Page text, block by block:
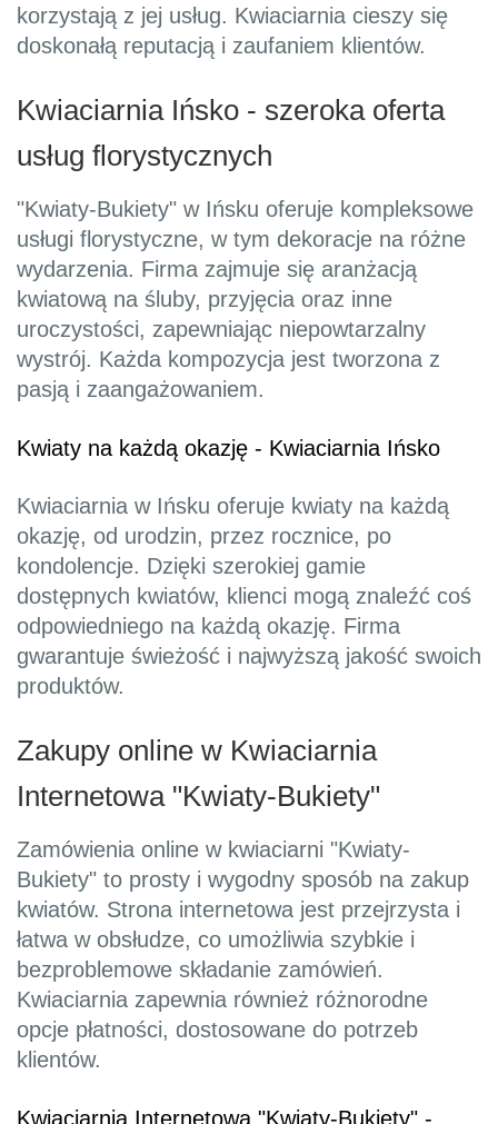
korzystają z jej usług. Kwiaciarnia cieszy się
doskonałą reputacją i zaufaniem klientów.
Kwiaciarnia Ińsko - szeroka oferta
usług florystycznych
"Kwiaty-Bukiety" w Ińsku oferuje kompleksowe
usługi florystyczne, w tym dekoracje na różne
wydarzenia. Firma zajmuje się aranżacją
kwiatową na śluby, przyjęcia oraz inne
uroczystości, zapewniając niepowtarzalny
wystrój. Każda kompozycja jest tworzona z
pasją i zaangażowaniem.
Kwiaty na każdą okazję - Kwiaciarnia Ińsko
Kwiaciarnia w Ińsku oferuje kwiaty na każdą
okazję, od urodzin, przez rocznice, po
kondolencje. Dzięki szerokiej gamie
dostępnych kwiatów, klienci mogą znaleźć coś
odpowiedniego na każdą okazję. Firma
gwarantuje świeżość i najwyższą jakość swoich
produktów.
Zakupy online w Kwiaciarnia
Internetowa "Kwiaty-Bukiety"
Zamówienia online w kwiaciarni "Kwiaty-
Bukiety" to prosty i wygodny sposób na zakup
kwiatów. Strona internetowa jest przejrzysta i
łatwa w obsłudze, co umożliwia szybkie i
bezproblemowe składanie zamówień.
Kwiaciarnia zapewnia również różnorodne
opcje płatności, dostosowane do potrzeb
klientów.
Kwiaciarnia Internetowa "Kwiaty-Bukiety" -